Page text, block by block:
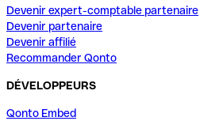
Devenir expert-comptable partenaire
Devenir partenaire
Devenir affilié
Recommander Qonto
DÉVELOPPEURS
Qonto Embed